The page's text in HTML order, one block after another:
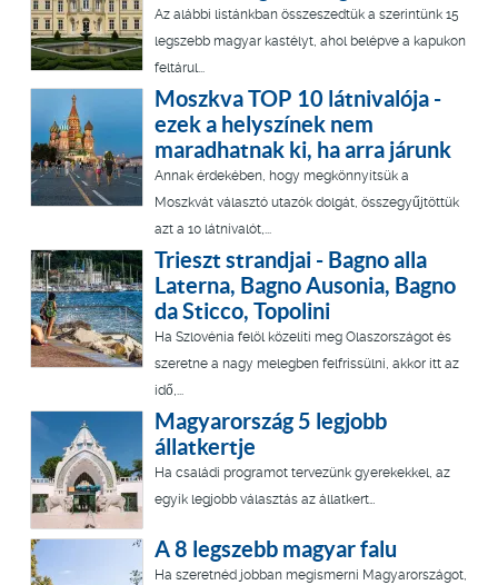
Az alábbi listánkban összeszedtük a szerintünk 15
legszebb magyar kastélyt, ahol belépve a kapukon
feltárul...
Moszkva TOP 10 látnivalója -
ezek a helyszínek nem
maradhatnak ki, ha arra járunk
Annak érdekében, hogy megkönnyítsük a
Moszkvát választó utazók dolgát, összegyűjtöttük
azt a 10 látnivalót,...
Trieszt strandjai - Bagno alla
Laterna, Bagno Ausonia, Bagno
da Sticco, Topolini
Ha Szlovénia felöl közelíti meg Olaszországot és
szeretne a nagy melegben felfrissülni, akkor itt az
idő,...
Magyarország 5 legjobb
állatkertje
Ha családi programot tervezünk gyerekekkel, az
egyik legjobb választás az állatkert…
A 8 legszebb magyar falu
Ha szeretnéd jobban megismerni Magyarországot,